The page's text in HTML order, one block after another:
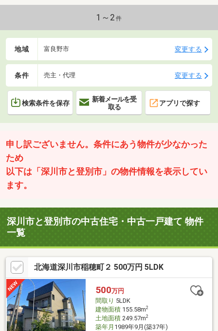
1～2 件
地域 富良野市 変更する
条件 売主・代理 変更する
検索条件を保存
新着メールを受
取る
アプリで探す
申し訳ございません。条件にあう物件が少なかった
ため
以下は「深川市と登別市」の物件情報を表示してい
ます。
深川市と登別市の中古住宅・中古一戸建て 物件
一覧
北海道深川市稲穂町２ 500万円 5LDK
500万円
間取り 5LDK
建物面積155.58m2
土地面積249.57m2
築年月 1989年9月(築37年)